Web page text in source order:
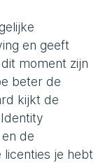
en geeft
moment zijn
beter de
kijkt de
de
licenties je hebt